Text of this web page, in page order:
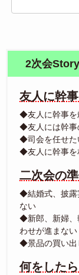
2次会
友人に幹
◆友人に幹事を
◆友人には幹事
◆司会を任せた
◆友人に幹事を
二次会の
◆結婚式、披露
ない
◆新郎、新婦、
わせが進まない
◆景品の買い出
何をした